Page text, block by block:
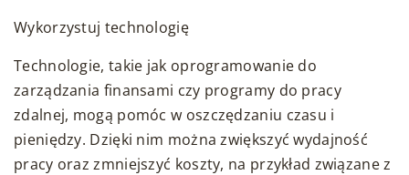
Wykorzystuj technologię
Technologie, takie jak oprogramowanie do
zarządzania finansami czy programy do pracy
zdalnej, mogą pomóc w oszczędzaniu czasu i
pieniędzy. Dzięki nim można zwiększyć wydajność
pracy oraz zmniejszyć koszty, na przykład związane z